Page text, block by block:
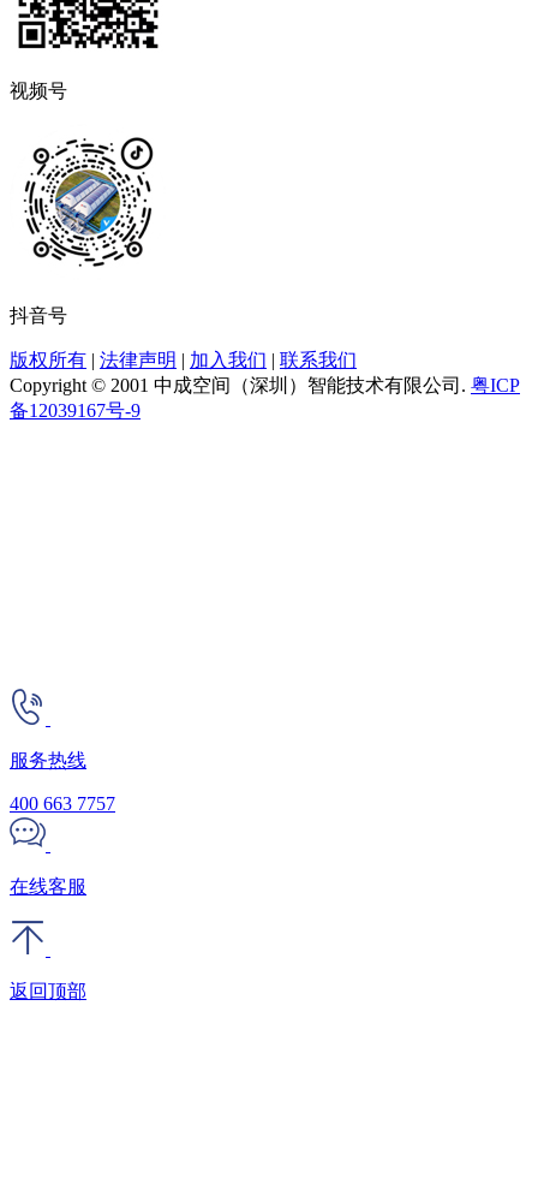
视频号
抖音号
版权所有 | 法律声明 | 加入我们 | 联系我们
Copyright © 2001 中成空间（深圳）智能技术有限公司. 粤ICP
备12039167号-9
服务热线
400 663 7757
在线客服
返回顶部